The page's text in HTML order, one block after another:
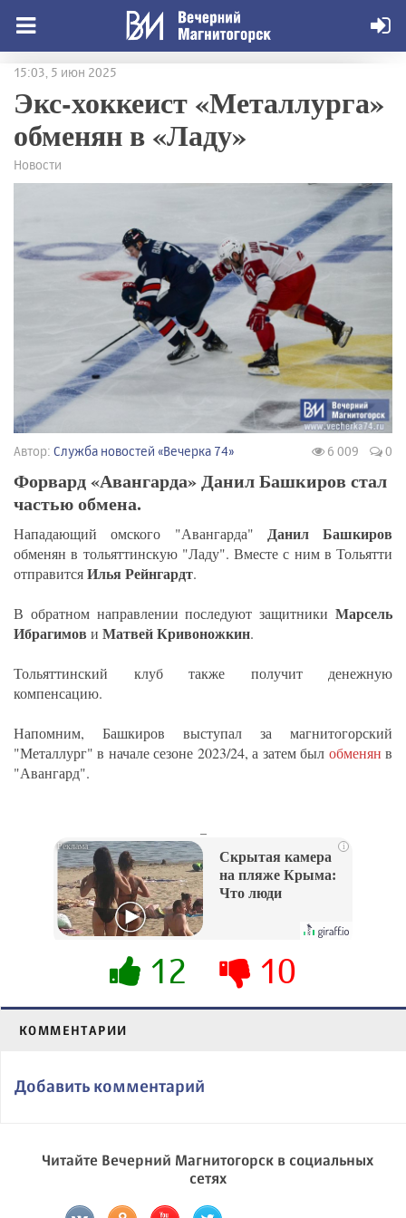
15:03, 5 июн 2025
Экс-хоккеист «Металлурга»
обменян в «Ладу»
Новости
Автор: Служба новостей «Вечерка 74» 6 009 0
Форвард «Авангарда» Данил Башкиров стал
частью обмена.
Нападающий омского "Авангарда" Данил Башкиров
обменян в тольяттинскую "Ладу". Вместе с ним в Тольятти
отправитсяИлья Рейнгардт.
В обратном направлении последуют защитники Марсель
Ибрагимов и Матвей Кривоножкин.
Тольяттинский клуб также получит денежную
компенсацию.
Напомним, Башкиров выступал за магнитогорский
"Металлург" в начале сезоне 2023/24, а затем был обменян в
"Авангард".
i
Скрытая камера
на пляже Крыма:
Что люди
их не видят...
12 10
КОММЕНТАРИИ
Добавить комментарий
Читайте Вечерний Магнитогорск в социальных
сетях